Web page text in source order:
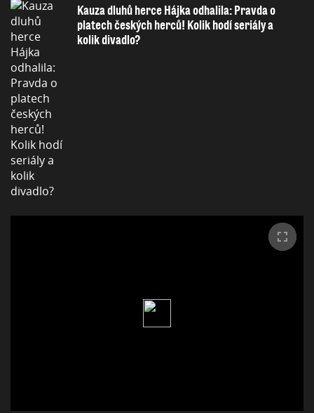
Kauza dluhů herce Hájka odhalila: Pravda o
platech českých herců! Kolik hodí seriály a
kolik divadlo?